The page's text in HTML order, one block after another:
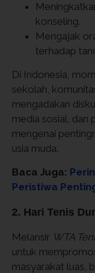
konseling.
Mengajak
terhadap
Di Indonesia,
sekolah,
mengadakan
media sosial, dan
mengenai
usia muda.
Baca Juga:
Peristiwa
2. Hari Tenis
Melansir WTA
untuk
masyarakat luas,